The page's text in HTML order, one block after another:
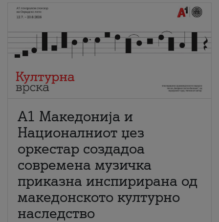
А1 Македонија и
Националниот џез
оркестар создадоа
современа музичка
приказна инспирирана од
македонското културно
наследство